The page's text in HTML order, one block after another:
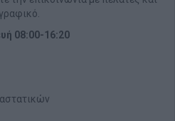
08:00-16:20